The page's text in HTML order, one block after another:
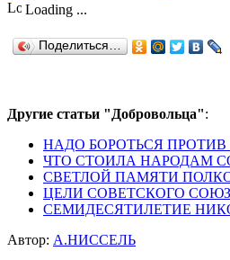
Loading ...
Поделиться…
Другие статьи "Добровольца":
НАДО БОРОТЬСЯ
ЧТО СТОИЛА НАРОДАМ
СВЕТЛОЙ ПАМЯТИ
ЦЕЛИ СОВЕТСКОГО
СЕМИДЕСЯТИЛЕТИЕ
Автор: А.НИССЕЛЬ